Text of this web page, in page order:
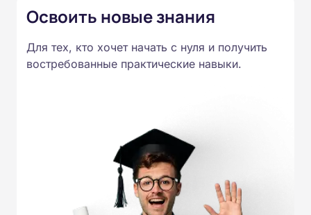
Освоить новые знания
Для тех, кто хочет начать с нуля и получить
востребованные практические навыки.